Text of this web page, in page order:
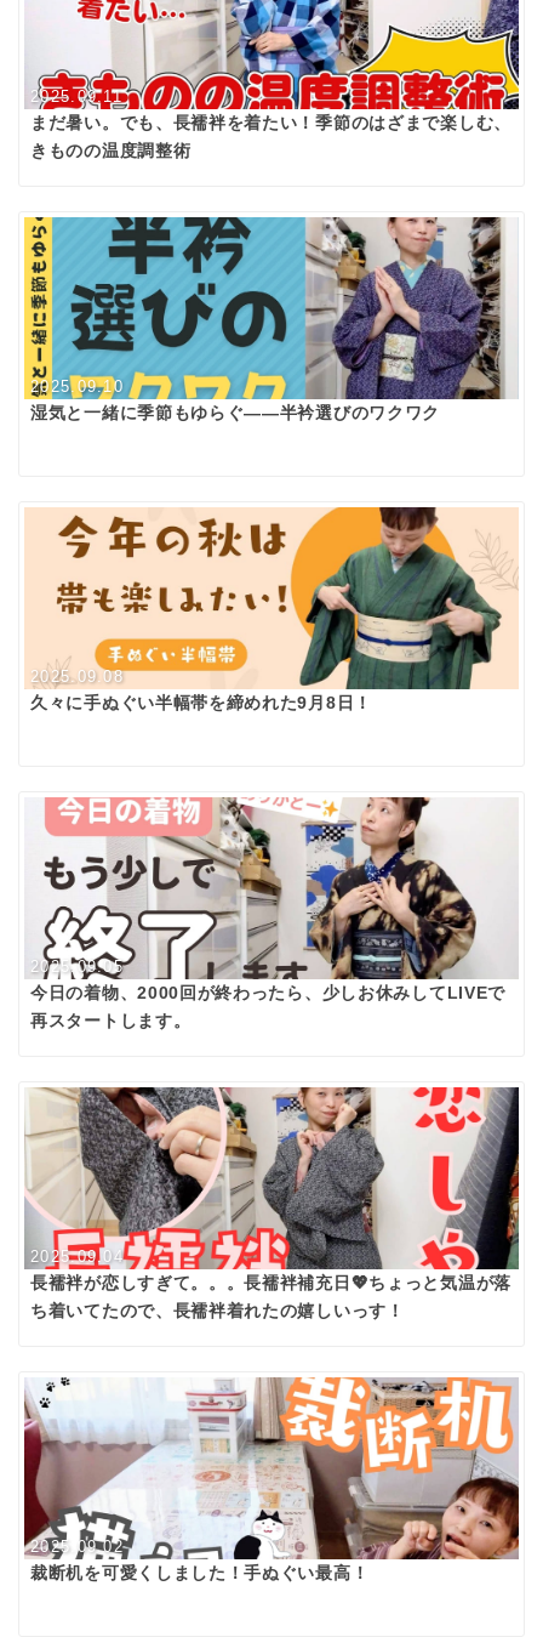
2025.09.11
まだ暑い。でも、長襦袢を着たい！季節のはざまで楽しむ、
きものの温度調整術
2025.09.10
湿気と一緒に季節もゆらぐ――半衿選びのワクワク
2025.09.08
久々に手ぬぐい半幅帯を締めれた9月8日！
2025.09.05
今日の着物、2000回が終わったら、少しお休みしてLIVEで
再スタートします。
2025.09.04
長襦袢が恋しすぎて。。。長襦袢補充日💖ちょっと気温が落
ち着いてたので、長襦袢着れたの嬉しいっす！
2025.09.02
裁断机を可愛くしました！手ぬぐい最高！